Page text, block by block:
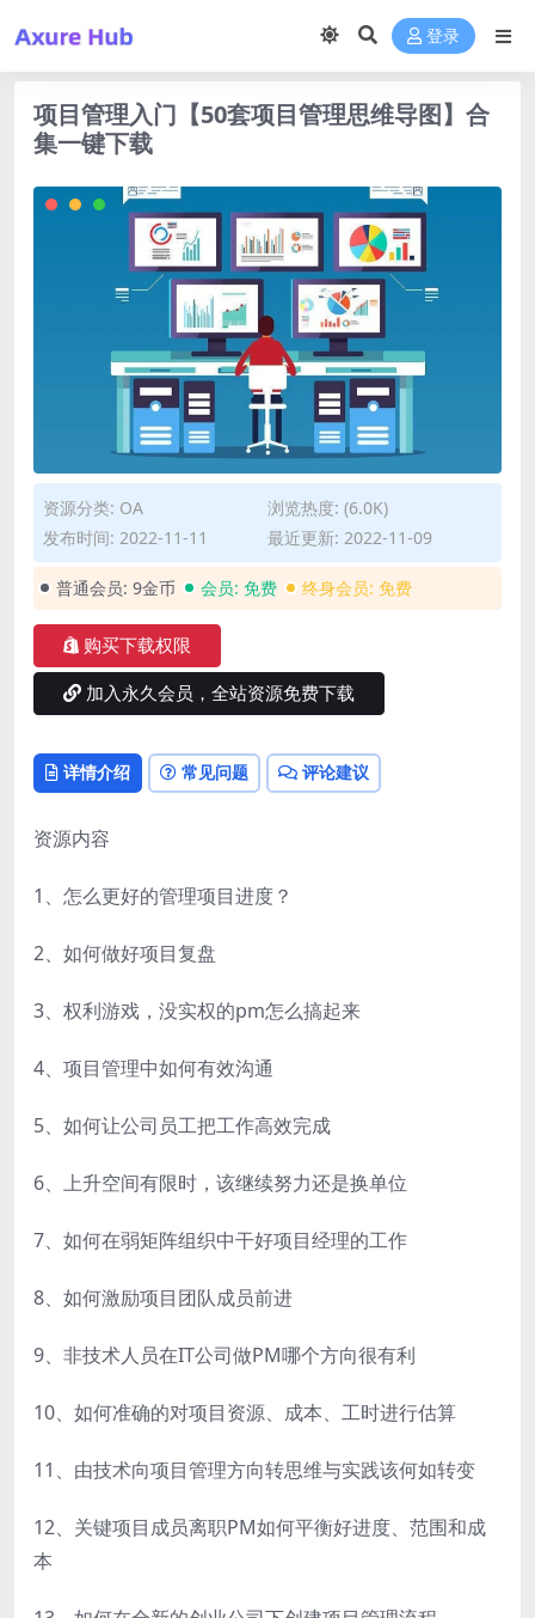
登录
项目管理入门【50套项目管理思维导图】合
集一键下载
资源分类: OA
浏览热度: (6.0K)
发布时间: 2022-11-11
最近更新: 2022-11-09
普通会员: 9金币 会员: 免费 终身会员: 免费
购买下载权限
加入永久会员，全站资源免费下载
详情介绍 常见问题 评论建议
资源内容
1、怎么更好的管理项目进度？
2、如何做好项目复盘
3、权利游戏，没实权的pm怎么搞起来
4、项目管理中如何有效沟通
5、如何让公司员工把工作高效完成
6、上升空间有限时，该继续努力还是换单位
7、如何在弱矩阵组织中干好项目经理的工作
8、如何激励项目团队成员前进
9、非技术人员在IT公司做PM哪个方向很有利
10、如何准确的对项目资源、成本、工时进行估算
11、由技术向项目管理方向转思维与实践该何如转变
12、关键项目成员离职PM如何平衡好进度、范围和成
本